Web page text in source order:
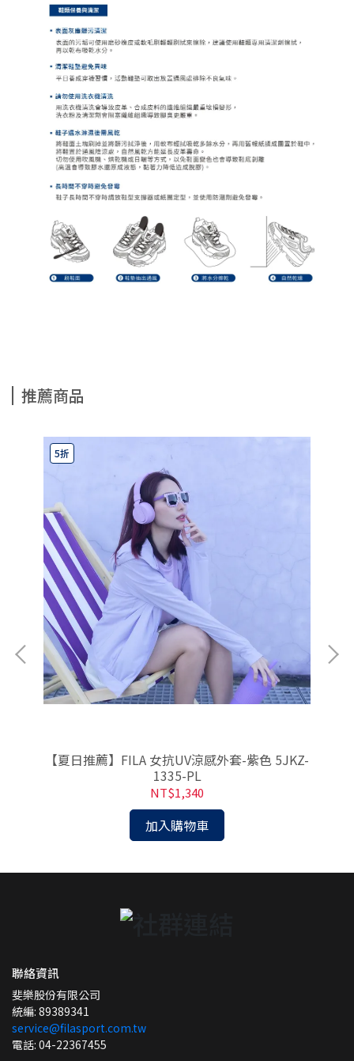
推薦商品
5折
【夏日推薦】FILA 女抗UV涼感外套-紫色 5JKZ-
1335-PL
NT$1,340
加入購物車
聯絡資訊
斐樂股份有限公司
統編: 89389341
service@filasport.com.tw
電話: 04-22367455